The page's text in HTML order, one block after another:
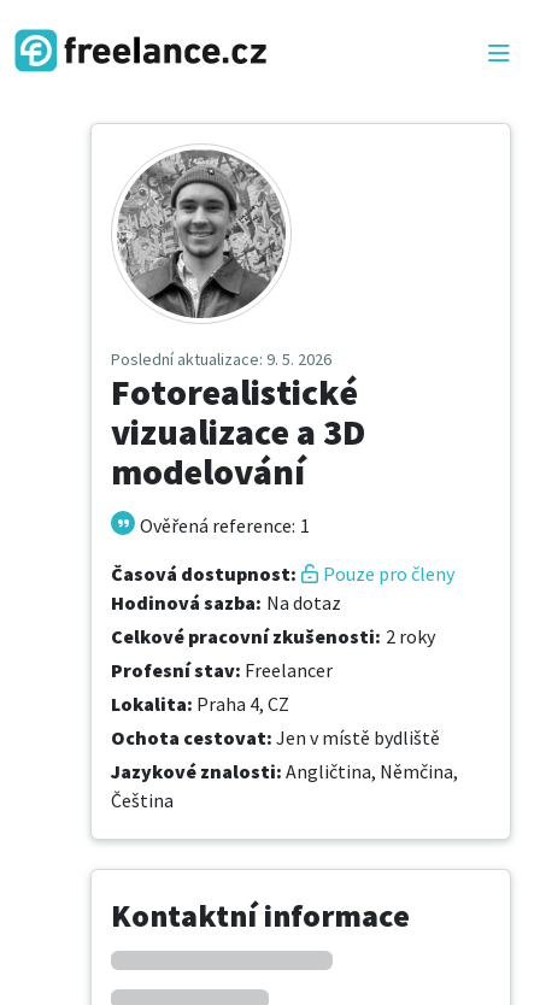
Poslední aktualizace: 9. 5. 2026
Fotorealistické
vizualizace a 3D
modelování
Ověřená reference: 1
Časová dostupnost:
Pouze pro členy
Hodinová sazba: Na dotaz
Celkové pracovní zkušenosti: 2 roky
Profesní stav: Freelancer
Lokalita: Praha 4, CZ
Ochota cestovat: Jen v místě bydliště
Jazykové znalosti: Angličtina, Němčina,
Čeština
Kontaktní informace